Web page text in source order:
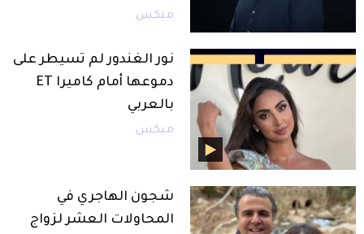
ميكس
نور الغندور لم تسيطر على
دموعها أمام كاميرا ET
بالعربي
ميكس
شجون الهاجري في
المحاولات العشر لزواج